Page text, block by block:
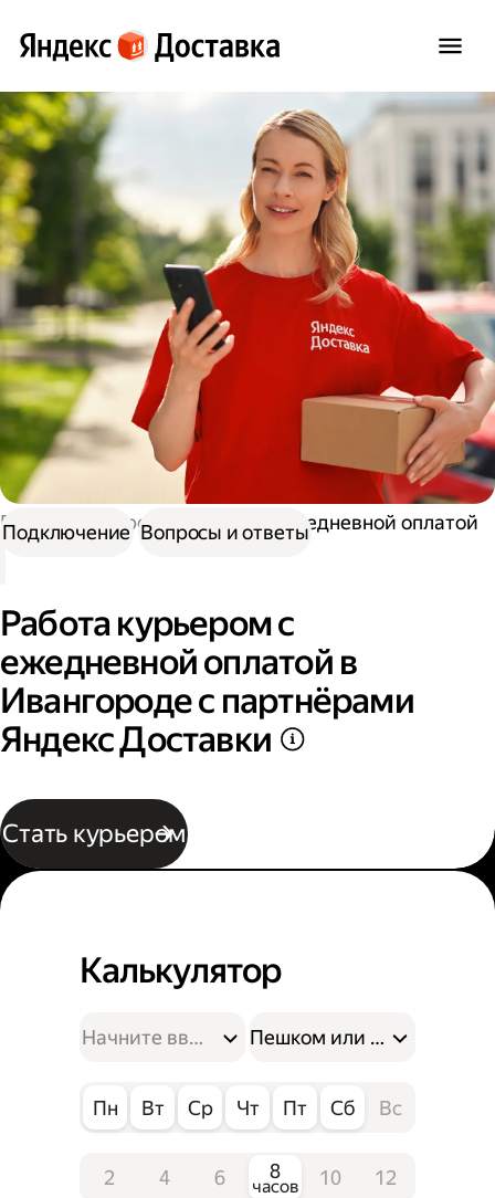
Работа курьером Курьер с ежедневной оплатой
Работа курьером с
ежедневной оплатой в
Ивангороде с партнёрами
Яндекс Доставки
Стать курьером
Подключение Вопросы и ответы
Калькулятор
Пешком или на
Пн Вт Ср Чт Пт Сб Вс
2 4 6 8
часов 10 12